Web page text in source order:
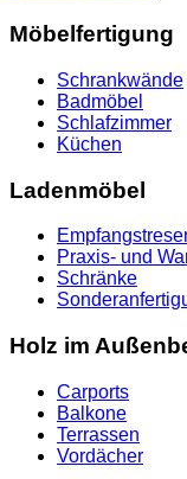
Möbelfertigung
Schrankwände
Badmöbel
Schlafzimmer
Küchen
Ladenmöbel
Praxis- und
Schränke
Holz im
Carports
Balkone
Terrassen
Vordächer